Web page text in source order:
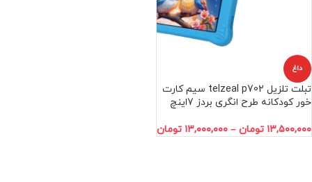
داغ
تبلت تلزیل telzeal p702 سیم کارت
خور کودکانه طرح انگری بردز 7اینچ
۱۳,۵۰۰,۰۰۰ تومان – ۱۳,۰۰۰,۰۰۰ تومان